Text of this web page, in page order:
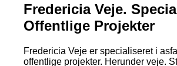
Fredericia Veje.
Offentlige Projekter
Fredericia Veje er specialiseret i
offentlige projekter. Herunder veje.